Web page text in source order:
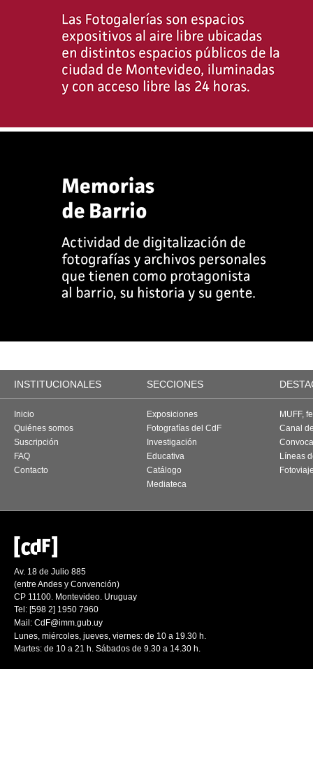
INSTITUCIONALES SECCIONES
Inicio
Quiénes somos
Suscripción
FAQ
Contacto
Exposiciones
Fotografías del CdF
Investigación
Educativa
Catálogo
Mediateca
MUFF,
Canal
Líneas
Av. 18 de Julio 885
(entre Andes y Convención)
CP 11100. Montevideo. Uruguay
Tel: [598 2] 1950 7960
Mail: CdF@imm.gub.uy
Lunes, miércoles, jueves, viernes: de 10 a 19.30 h.
Martes: de 10 a 21 h. Sábados de 9.30 a 14.30 h.